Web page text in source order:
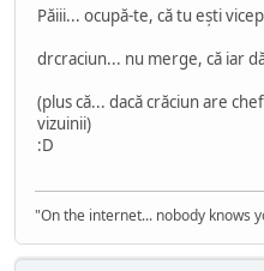
Păiii... ocupă-te, că tu ești
drcraciun... nu merge, că iar
(plus că... dacă crăciun are
vizuinii)
:D
"On the internet... nobody knows